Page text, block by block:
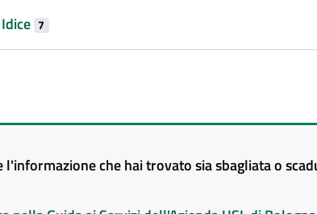
7
l'informazione che hai trovato sia sbagliata o